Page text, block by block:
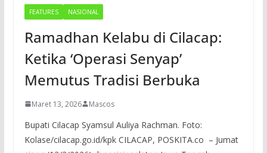
FEATURES NASIONAL
Ramadhan Kelabu di Cilacap:
Ketika ‘Operasi Senyap’
Memutus Tradisi Berbuka
Maret 13, 2026 Mascos
Bupati Cilacap Syamsul Auliya Rachman. Foto:
Kolase/cilacap.go.id/kpk CILACAP, POSKITA.co – Jumat